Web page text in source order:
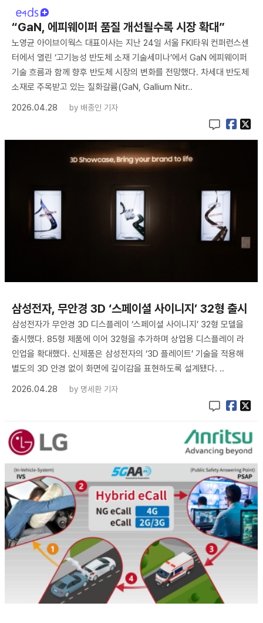
“GaN, 에피웨이퍼 품질 개선될수록 시장 확대”
노영균 아이브이웍스 대표이사는 지난 24일 서울 FKI타워 컨퍼런스센
터에서 열린 ‘고기능성 반도체 소재 기술세미나’에서 GaN 에피웨이퍼
기술 흐름과 함께 향후 반도체 시장의 변화를 전망했다. 차세대 반도체
소재로 주목받고 있는 질화갈륨(GaN, Gallium Nitr..
2026.04.28
by 배종인 기자
삼성전자, 무안경 3D ‘스페이셜 사이니지’ 32형 출시
삼성전자가 무안경 3D 디스플레이 ‘스페이셜 사이니지’ 32형 모델을
출시했다. 85형 제품에 이어 32형을 추가하며 상업용 디스플레이 라
인업을 확대했다. 신제품은 삼성전자의 ‘3D 플레이트’ 기술을 적용해
별도의 3D 안경 없이 화면에 깊이감을 표현하도록 설계됐다. ..
2026.04.28
by 명세환 기자